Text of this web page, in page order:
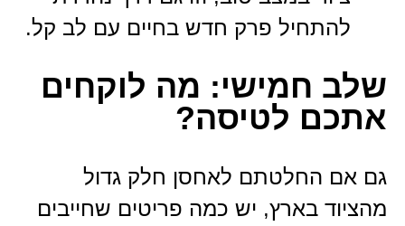
להתחיל פרק חדש בחיים עם לב קל.
שלב חמישי: מה לוקחים
אתכם לטיסה?
גם אם החלטתם לאחסן חלק גדול
מהציוד בארץ, יש כמה פריטים שחייבים